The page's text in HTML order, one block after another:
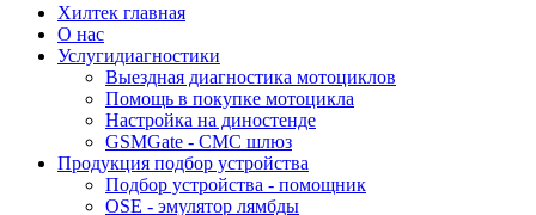
Хилтек главная
О нас
Услугидиагностики
Выездная диагностика мотоциклов
Помощь в покупке мотоцикла
Настройка на диностенде
GSMGate - СМС шлюз
Продукция подбор устройства
Подбор устройства - помощник
OSE - эмулятор лямбды